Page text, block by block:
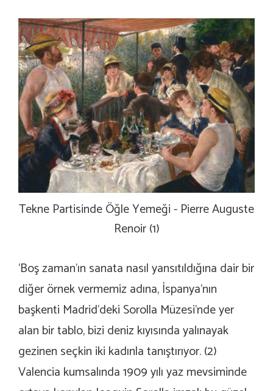
Tekne Partisinde Öğle Yemeği - Pierre Auguste
Renoir (1)
‘Boş zaman’ın sanata nasıl yansıtıldığına dair bir
diğer örnek vermemiz adına, İspanya’nın
başkenti Madrid’deki Sorolla Müzesi’nde yer
alan bir tablo, bizi deniz kıyısında yalınayak
gezinen seçkin iki kadınla tanıştırıyor. (2)
Valencia kumsalında 1909 yılı yaz mevsiminde